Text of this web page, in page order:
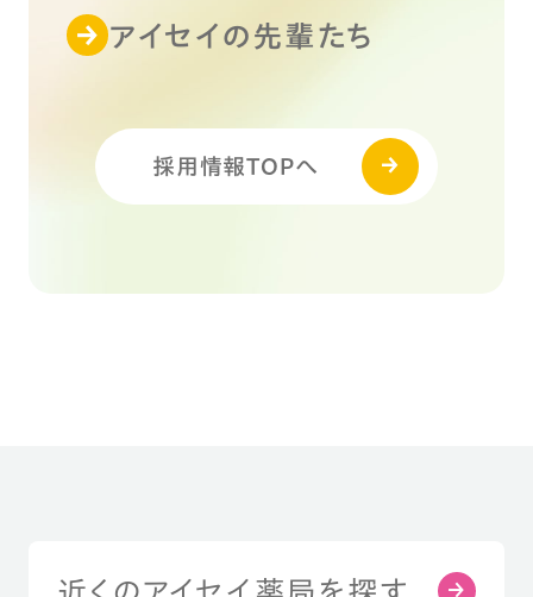
アイセイの先輩たち
採用情報TOPへ